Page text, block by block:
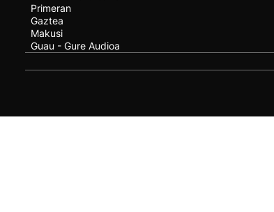
Primeran
Gaztea
Makusi
Guau - Gure Audioa